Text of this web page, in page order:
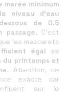
minimum
niveau d'eau
de 0.5
passage. C'est
les mascarets
égal se
du printemps et
. Attention, ce
exacte car
sur le